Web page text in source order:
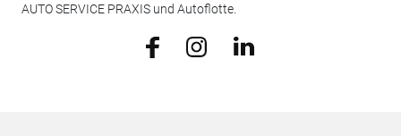
AUTO SERVICE PRAXIS und Autoflotte.